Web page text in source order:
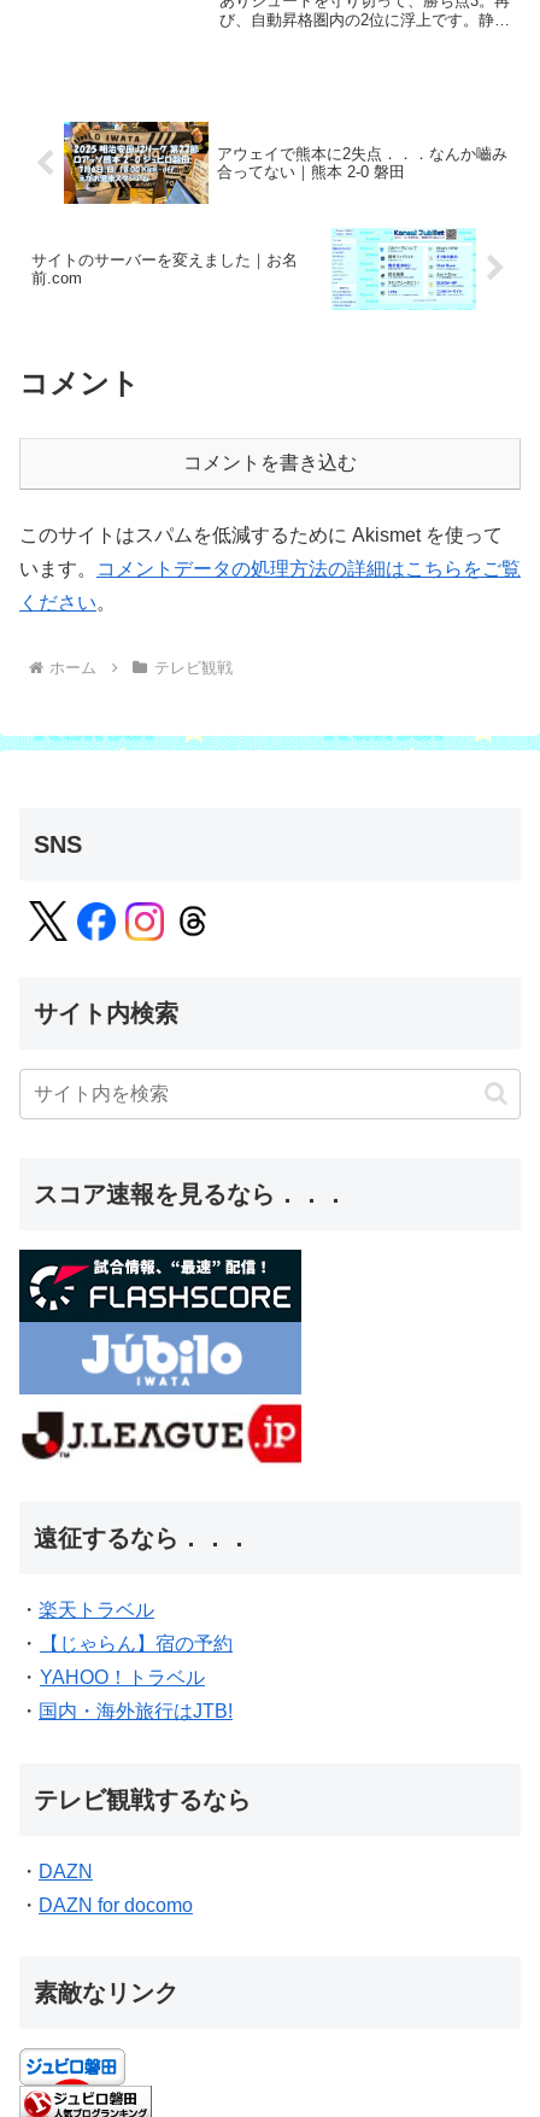
び、自動昇格圏内の2位に浮上です。静岡
アウェイで熊本に2失点．．．なんか嚙み
合ってない｜熊本 2-0 磐田
サイトのサーバーを変えました｜お名
前.com
コメント
コメントを書き込む
このサイトはスパムを低減するために Akismet を使って
います。
コメントデータの処理方法の詳細はこちらをご覧
ください。
ホーム テレビ観戦
SNS
サイト内検索
スコア速報を見るなら．．．
遠征するなら．．．
・ 楽天トラベル
・
【じゃらん】宿の予約
・ YAHOO！トラベル
・ 国内・海外旅行はJTB!
テレビ観戦するなら
・ DAZN
・ DAZN for docomo
素敵なリンク